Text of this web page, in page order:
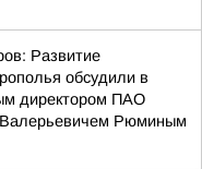
Развитие
обсудили в
директором ПАО
Рюминым